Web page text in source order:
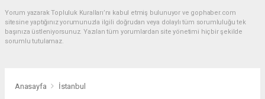
Yorum yazarak Topluluk Kuralları’nı kabul etmiş bulunuyor ve gophaber.com
sitesine yaptığınız yorumunuzla ilgili doğrudan veya dolaylı tüm sorumluluğu tek
başınıza üstleniyorsunuz. Yazılan tüm yorumlardan site yönetimi hiçbir şekilde
sorumlu tutulamaz.
Anasayfa İstanbul